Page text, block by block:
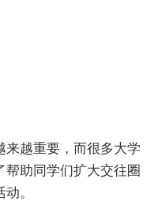
来越重要，而很多大学
助同学们扩大交往圈
。